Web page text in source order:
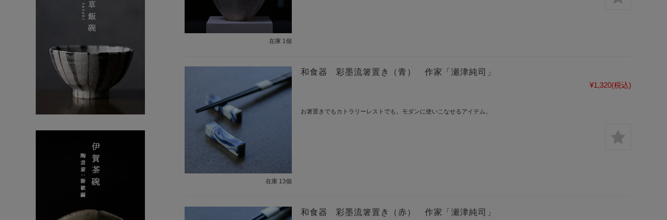
在庫 1個
在庫 13個
和食器 彩墨流箸置き（青） 作家「瀬津純司」
¥1,320(税込)
お箸置きでもカトラリーレストでも。モダンに使いこなせるアイテム。
和食器 彩墨流箸置き（赤） 作家「瀬津純司」